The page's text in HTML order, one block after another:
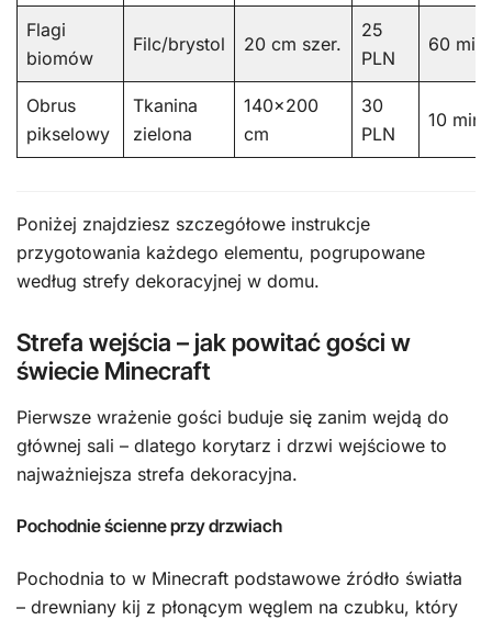
Flagi
biomów
Filc/brystol 20 cm szer.
25
PLN
60 min
Obrus
pikselowy
Tkanina
zielona
140×200
cm
30
PLN
10 min
Poniżej znajdziesz szczegółowe instrukcje
przygotowania każdego elementu, pogrupowane
według strefy dekoracyjnej w domu.
Strefa wejścia – jak powitać gości w
świecie Minecraft
Pierwsze wrażenie gości buduje się zanim wejdą do
głównej sali – dlatego korytarz i drzwi wejściowe to
najważniejsza strefa dekoracyjna.
Pochodnie ścienne przy drzwiach
Pochodnia to w Minecraft podstawowe źródło światła
– drewniany kij z płonącym węglem na czubku, który